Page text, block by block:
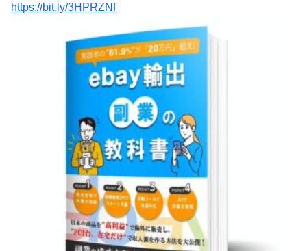
https://bit.ly/3HPRZNf